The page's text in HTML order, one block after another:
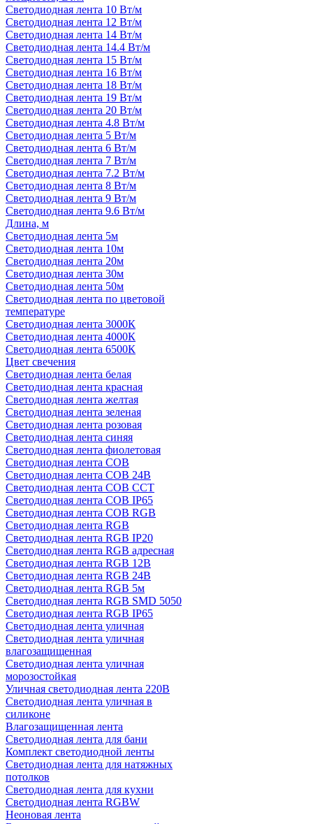
Светодиодная лента 10 Вт/м
Светодиодная лента 12 Вт/м
Светодиодная лента 14 Вт/м
Светодиодная лента 14.4 Вт/м
Светодиодная лента 15 Вт/м
Светодиодная лента 16 Вт/м
Светодиодная лента 18 Вт/м
Светодиодная лента 19 Вт/м
Светодиодная лента 20 Вт/м
Светодиодная лента 4.8 Вт/м
Светодиодная лента 5 Вт/м
Светодиодная лента 6 Вт/м
Светодиодная лента 7 Вт/м
Светодиодная лента 7.2 Вт/м
Светодиодная лента 8 Вт/м
Светодиодная лента 9 Вт/м
Светодиодная лента 9.6 Вт/м
Длина, м
Светодиодная лента 5м
Светодиодная лента 10м
Светодиодная лента 20м
Светодиодная лента 30м
Светодиодная лента 50м
Светодиодная лента по цветовой
температуре
Светодиодная лента 3000К
Светодиодная лента 4000К
Светодиодная лента 6500К
Цвет свечения
Светодиодная лента белая
Светодиодная лента красная
Светодиодная лента желтая
Светодиодная лента зеленая
Светодиодная лента розовая
Светодиодная лента синяя
Светодиодная лента фиолетовая
Светодиодная лента COB
Светодиодная лента COB 24В
Светодиодная лента COB CCT
Светодиодная лента COB IP65
Светодиодная лента COB RGB
Светодиодная лента RGB
Светодиодная лента RGB IP20
Светодиодная лента RGB адресная
Светодиодная лента RGB 12В
Светодиодная лента RGB 24В
Светодиодная лента RGB 5м
Светодиодная лента RGB SMD 5050
Светодиодная лента RGB IP65
Светодиодная лента уличная
Светодиодная лента уличная
влагозащищенная
Светодиодная лента уличная
морозостойкая
Уличная светодиодная лента 220В
Светодиодная лента уличная в
силиконе
Влагозащищенная лента
Светодиодная лента для бани
Комплект светодиодной ленты
Светодиодная лента для натяжных
потолков
Светодиодная лента для кухни
Светодиодная лента RGBW
Неоновая лента